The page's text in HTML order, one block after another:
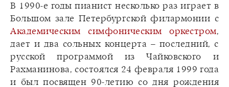
В 1990-е годы пианист несколько раз играет в
Большом зале Петербургской филармонии с
Академическим симфоническим оркестром,
дает и два сольных концерта – последний, с
русской программой из Чайковского и
Рахманинова, состоялся 24 февраля 1999 года
и был посвящен 90-летию со дня рождения